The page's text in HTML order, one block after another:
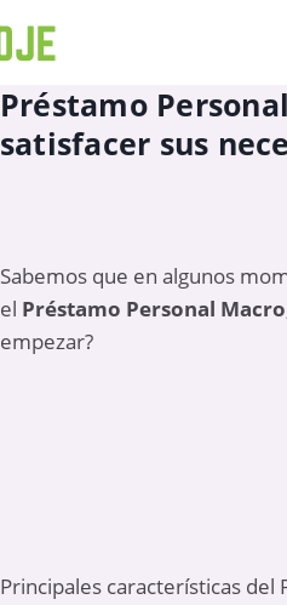
Préstamo
satisfacer sus
Sabemos que en algunos
el Préstamo Personal Macro
empezar?
Principales características del